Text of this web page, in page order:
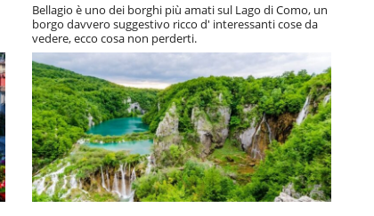
Bellagio è uno dei borghi più amati sul Lago di Como, un
borgo davvero suggestivo ricco d' interessanti cose da
vedere, ecco cosa non perderti.